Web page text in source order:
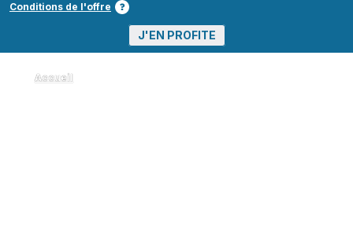
Conditions de l'offre
J'EN PROFITE
Accueil